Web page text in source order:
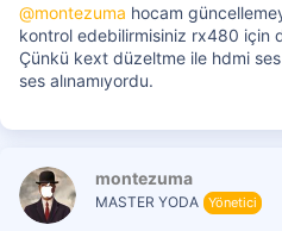
@montezuma hocam
kontrol edebilirmisiniz rx480 için
Çünkü kext düzeltme ile hdmi
ses alınamıyordu.
montezuma
MASTER YODA Yönetici